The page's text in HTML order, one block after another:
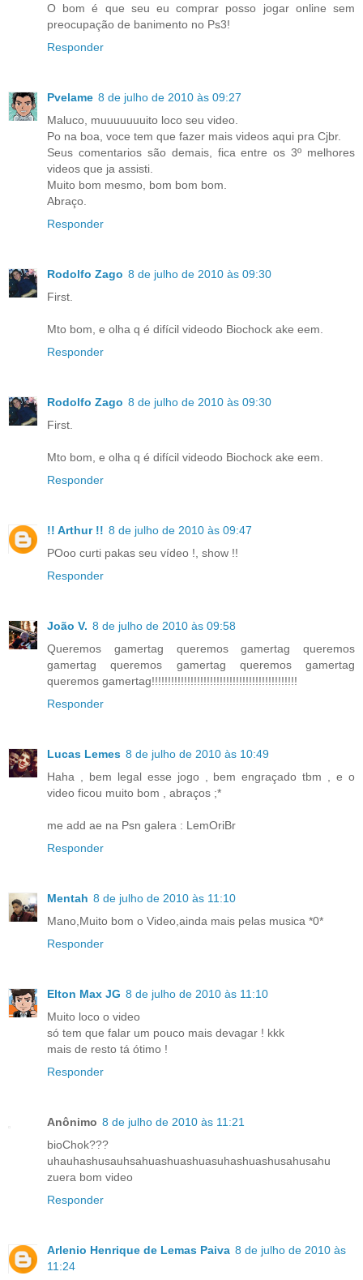
O bom é que seu eu comprar posso jogar online sem
preocupação de banimento no Ps3!
Responder
Pvelame 8 de julho de 2010 às 09:27
Maluco, muuuuuuuito loco seu video.
Po na boa, voce tem que fazer mais videos aqui pra Cjbr.
Seus comentarios são demais, fica entre os 3º melhores
videos que ja assisti.
Muito bom mesmo, bom bom bom.
Abraço.
Responder
Rodolfo Zago 8 de julho de 2010 às 09:30
First.
Mto bom, e olha q é difícil videodo Biochock ake eem.
Responder
Rodolfo Zago 8 de julho de 2010 às 09:30
First.
Mto bom, e olha q é difícil videodo Biochock ake eem.
Responder
!! Arthur !! 8 de julho de 2010 às 09:47
POoo curti pakas seu vídeo !, show !!
Responder
João V. 8 de julho de 2010 às 09:58
Queremos gamertag queremos gamertag queremos
gamertag queremos gamertag queremos gamertag
queremos gamertag!!!!!!!!!!!!!!!!!!!!!!!!!!!!!!!!!!!!!!!!!!!!!
Responder
Lucas Lemes 8 de julho de 2010 às 10:49
Haha , bem legal esse jogo , bem engraçado tbm , e o
video ficou muito bom , abraços ;*
me add ae na Psn galera : LemOriBr
Responder
Mentah 8 de julho de 2010 às 11:10
Mano,Muito bom o Video,ainda mais pelas musica *0*
Responder
Elton Max JG 8 de julho de 2010 às 11:10
Muito loco o video
só tem que falar um pouco mais devagar ! kkk
mais de resto tá ótimo !
Responder
Anônimo 8 de julho de 2010 às 11:21
bioChok???
uhauhashusauhsahuashuashuasuhashuashusahusahu
zuera bom video
Responder
Arlenio Henrique de Lemas Paiva 8 de julho de 2010 às
11:24